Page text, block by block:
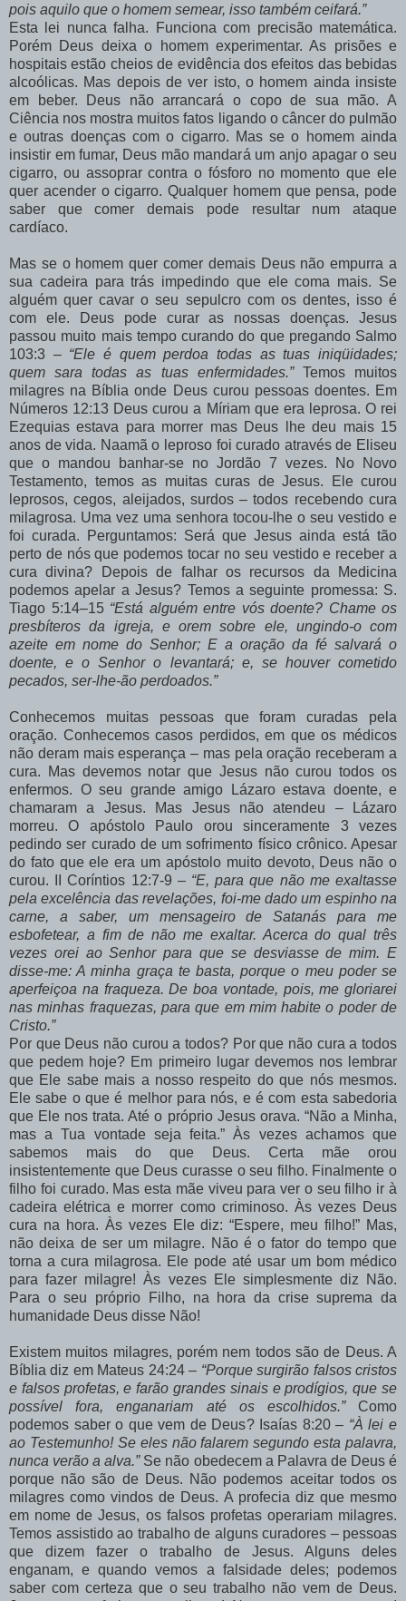
pois aquilo que o homem semear, isso também ceifará.”
Esta lei nunca falha. Funciona com precisão matemática.
Porém Deus deixa o homem experimentar. As prisões e
hospitais estão cheios de evidência dos efeitos das bebidas
alcoólicas. Mas depois de ver isto, o homem ainda insiste
em beber. Deus não arrancará o copo de sua mão. A
Ciência nos mostra muitos fatos ligando o câncer do pulmão
e outras doenças com o cigarro. Mas se o homem ainda
insistir em fumar, Deus mão mandará um anjo apagar o seu
cigarro, ou assoprar contra o fósforo no momento que ele
quer acender o cigarro. Qualquer homem que pensa, pode
saber que comer demais pode resultar num ataque
cardíaco.
Mas se o homem quer comer demais Deus não empurra a
sua cadeira para trás impedindo que ele coma mais. Se
alguém quer cavar o seu sepulcro com os dentes, isso é
com ele. Deus pode curar as nossas doenças. Jesus
passou muito mais tempo curando do que pregando Salmo
103:3 – “Ele é quem perdoa todas as tuas iniqüidades;
quem sara todas as tuas enfermidades.”Temos muitos
milagres na Bíblia onde Deus curou pessoas doentes. Em
Números 12:13 Deus curou a Míriam que era leprosa. O rei
Ezequias estava para morrer mas Deus lhe deu mais 15
anos de vida. Naamã o leproso foi curado através de Eliseu
que o mandou banhar-se no Jordão 7 vezes. No Novo
Testamento, temos as muitas curas de Jesus. Ele curou
leprosos, cegos, aleijados, surdos – todos recebendo cura
milagrosa. Uma vez uma senhora tocou-lhe o seu vestido e
foi curada. Perguntamos: Será que Jesus ainda está tão
perto de nós que podemos tocar no seu vestido e receber a
cura divina? Depois de falhar os recursos da Medicina
podemos apelar a Jesus? Temos a seguinte promessa: S.
Tiago 5:14–15 “Está alguém entre vós doente? Chame os
presbíteros da igreja, e orem sobre ele, ungindo-o com
azeite em nome do Senhor; E a oração da fé salvará o
doente, e o Senhor o levantará; e, se houver cometido
pecados, ser-lhe-ão perdoados.”
Conhecemos muitas pessoas que foram curadas pela
oração. Conhecemos casos perdidos, em que os médicos
não deram mais esperança – mas pela oração receberam a
cura. Mas devemos notar que Jesus não curou todos os
enfermos. O seu grande amigo Lázaro estava doente, e
chamaram a Jesus. Mas Jesus não atendeu – Lázaro
morreu. O apóstolo Paulo orou sinceramente 3 vezes
pedindo ser curado de um sofrimento físico crônico. Apesar
do fato que ele era um apóstolo muito devoto, Deus não o
curou. II Coríntios 12:7-9 – “E, para que não me exaltasse
pela excelência das revelações, foi-me dado um espinho na
carne, a saber, um mensageiro de Satanás para me
esbofetear, a fim de não me exaltar. Acerca do qual três
vezes orei ao Senhor para que se desviasse de mim. E
disse-me: A minha graça te basta, porque o meu poder se
aperfeiçoa na fraqueza. De boa vontade, pois, me gloriarei
nas minhas fraquezas, para que em mim habite o poder de
Cristo.”
Por que Deus não curou a todos? Por que não cura a todos
que pedem hoje? Em primeiro lugar devemos nos lembrar
que Ele sabe mais a nosso respeito do que nós mesmos.
Ele sabe o que é melhor para nós, e é com esta sabedoria
que Ele nos trata. Até o próprio Jesus orava. “Não a Minha,
mas a Tua vontade seja feita.” Às vezes achamos que
sabemos mais do que Deus. Certa mãe orou
insistentemente que Deus curasse o seu filho. Finalmente o
filho foi curado. Mas esta mãe viveu para ver o seu filho ir à
cadeira elétrica e morrer como criminoso. Às vezes Deus
cura na hora. Às vezes Ele diz: “Espere, meu filho!” Mas,
não deixa de ser um milagre. Não é o fator do tempo que
torna a cura milagrosa. Ele pode até usar um bom médico
para fazer milagre! Às vezes Ele simplesmente diz Não.
Para o seu próprio Filho, na hora da crise suprema da
humanidade Deus disse Não!
Existem muitos milagres, porém nem todos são de Deus. A
Bíblia diz em Mateus 24:24 – “Porque surgirão falsos cristos
e falsos profetas, e farão grandes sinais e prodígios, que se
possível fora, enganariam até os escolhidos.” Como
podemos saber o que vem de Deus? Isaías 8:20 – “À lei e
ao Testemunho! Se eles não falarem segundo esta palavra,
nunca verão a alva.”Se não obedecem a Palavra de Deus é
porque não são de Deus. Não podemos aceitar todos os
milagres como vindos de Deus. A profecia diz que mesmo
em nome de Jesus, os falsos profetas operariam milagres.
Temos assistido ao trabalho de alguns curadores – pessoas
que dizem fazer o trabalho de Jesus. Alguns deles
enganam, e quando vemos a falsidade deles; podemos
saber com certeza que o seu trabalho não vem de Deus.